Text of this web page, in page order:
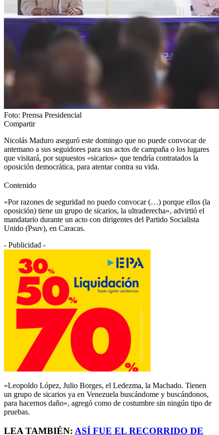
Foto: Prensa Presidencial
Compartir
Nicolás Maduro aseguró este domingo que no puede convocar de
antemano a sus seguidores para sus actos de campaña o los lugares
que visitará, por supuestos «sicarios» que tendría contratados la
oposición democrática, para atentar contra su vida.
Contenido
«Por razones de seguridad no puedo convocar (…) porque ellos (la
oposición) tiene un grupo de sicarios, la ultraderecha», advirtió el
mandatario durante un acto con dirigentes del Partido Socialista
Unido (Psuv), en Caracas.
- Publicidad -
«Leopoldo López, Julio Borges, el Ledezma, la Machado. Tienen
un grupo de sicarios ya en Venezuela buscándome y buscándonos,
para hacernos daño», agregó como de costumbre sin ningún tipo de
pruebas.
LEA TAMBIÉN: ASÍ FUE EL RECORRIDO DE